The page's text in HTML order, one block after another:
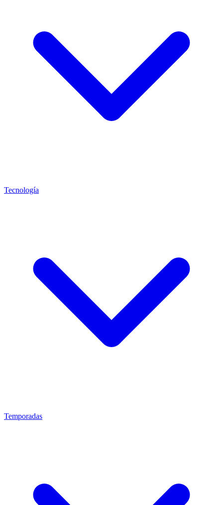
Tecnología
Temporadas